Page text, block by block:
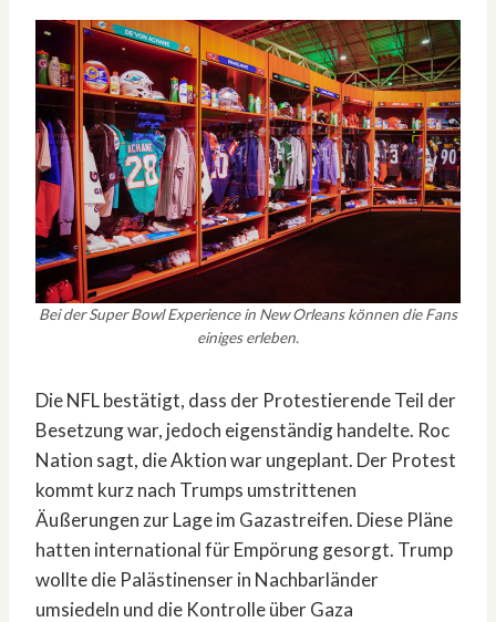
Bei der Super Bowl Experience in New Orleans können die Fans
einiges erleben.
Die NFL bestätigt, dass der Protestierende Teil der
Besetzung war, jedoch eigenständig handelte. Roc
Nation sagt, die Aktion war ungeplant. Der Protest
kommt kurz nach Trumps umstrittenen
Äußerungen zur Lage im Gazastreifen. Diese Pläne
hatten international für Empörung gesorgt. Trump
wollte die Palästinenser in Nachbarländer
umsiedeln und die Kontrolle über Gaza